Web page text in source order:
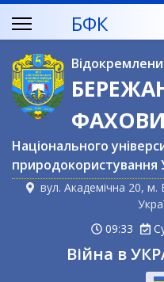
БФК
Національного
природокористування
вул. Академічна 20,
09:33
Війна в